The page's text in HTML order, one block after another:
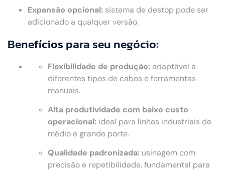
Expansão opcional: sistema de destop pode ser
adicionado a qualquer versão.
Benefícios para seu negócio:
Flexibilidade de produção: adaptável a
diferentes tipos de cabos e ferramentas
manuais.
Alta produtividade com baixo custo
operacional: ideal para linhas industriais de
médio e grande porte.
Qualidade padronizada: usinagem com
precisão e repetibilidade, fundamental para